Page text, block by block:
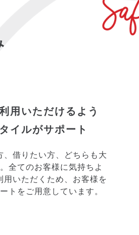
用いただけるよう
イルがサポート
、借りたい方、どちらも大
全てのお客様に気持ちよ
用いただくため、お客様を
トをご用意しています。